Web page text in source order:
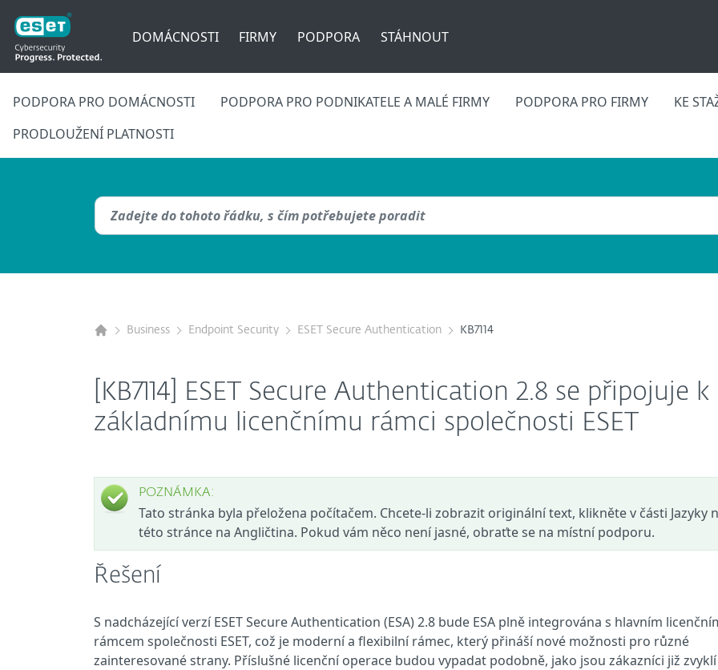
DOMÁCNOSTI FIRMY PODPORA STÁHNOUT
PODPORA PRO DOMÁCNOSTI PODPORA PRO PODNIKATELE A MALÉ FIRMY PODPORA PRO FIRMY KE
PRODLOUŽENÍ PLATNOSTI
Business Endpoint Security ESET Secure Authentication KB7114
[KB7114] ESET Secure Authentication 2.8 se připojuje k
základnímu licenčnímu rámci společnosti ESET
POZNÁMKA:
Tato stránka byla přeložena počítačem. Chcete-li zobrazit originální text, klikněte v části Jazyky
této stránce na Angličtina. Pokud vám něco není jasné, obraťte se na místní podporu.
Řešení
S nadcházející verzí ESET Secure Authentication (ESA) 2.8 bude ESA plně integrována s hlavním
rámcem společnosti ESET, což je moderní a flexibilní rámec, který přináší nové možnosti pro různé
zainteresované strany. Příslušné licenční operace budou vypadat podobně, jako jsou zákazníci již zvyklí